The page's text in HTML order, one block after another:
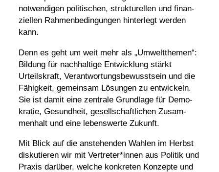
notwen­digen poli­ti­schen, struk­tu­rellen und finan­
zi­ellen Rahmen­be­din­gungen hinter­legt werden
kann.
Denn es geht um weit mehr als „Umwelt­themen“:
Bildung für nach­hal­tige Entwick­lung stärkt
Urteils­kraft, Verant­wor­tungs­be­wusst­sein und die
Fähig­keit, gemeinsam Lösungen zu entwi­ckeln.
Sie ist damit eine zentrale Grund­lage für Demo­
kratie, Gesund­heit, gesell­schaft­li­chen Zusam­
men­halt und eine lebens­werte Zukunft.
Mit Blick auf die anste­henden Wahlen im Herbst
disku­tieren wir mit Vertreter*innen aus Politik und
Praxis darüber, welche konkreten Konzepte und